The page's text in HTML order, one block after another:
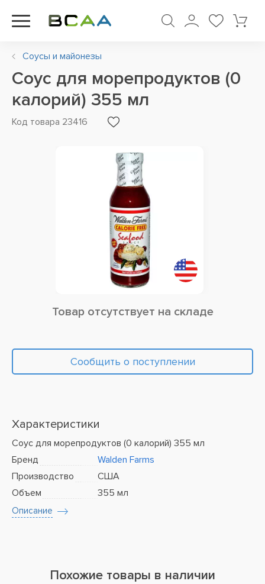
Соусы и майонезы
Соус для морепродуктов (0
калорий) 355 мл
Код товара 23416
Товар отсутствует на складе
Сообщить о поступлении
Характеристики
Соус для морепродуктов (0 калорий) 355 мл
Бренд
Walden Farms
Производство
США
Объем
355 мл
Описание
Похожие товары в наличии